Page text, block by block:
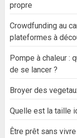
propre
Crowdfunding au
plateformes à
Pompe à chaleur :
de se lancer ?
Broyer des
Quelle est la taille
Être prêt sans